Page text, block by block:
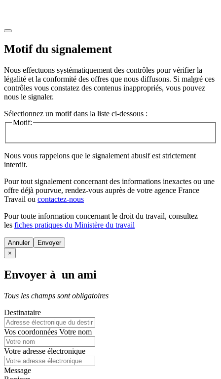
Motif du signalement
Nous effectuons systématiquement des contrôles pour vérifier la
légalité et la conformité des offres que nous diffusons. Si malgré ces
contrôles vous constatez des contenus inappropriés, vous pouvez
nous le signaler.
Sélectionnez un motif dans la liste ci-dessous :
Motif:
Nous vous rappelons que le signalement abusif est strictement
interdit.
Pour tout signalement concernant des informations inexactes ou une
offre déjà pourvue, rendez-vous auprès de votre agence France
Travail ou contactez-nous
Pour toute information concernant le droit du travail, consultez
les fiches pratiques du Ministère du travail
Annuler
×
Envoyer à un ami
Tous les champs sont obligatoires
Destinataire
Vos coordonnées Votre nom
Votre adresse électronique
Message